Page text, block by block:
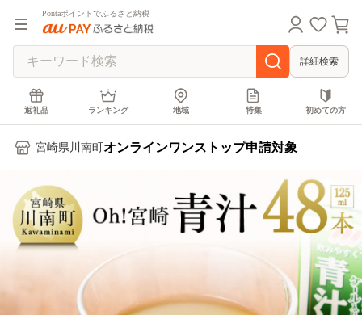
Pontaポイントでふるさと納税
詳細検索
返礼品 ランキング 地域 特集 初めての方
宮崎県川南町 オンラインワンストップ申請対象